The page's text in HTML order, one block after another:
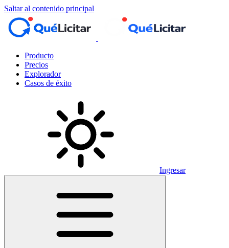
Saltar al contenido principal
Producto
Precios
Explorador
Casos de éxito
Ingresar